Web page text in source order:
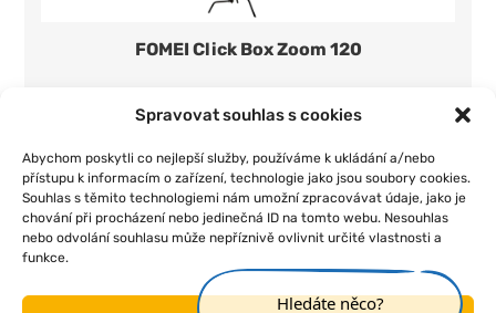
Spravovat souhlas s cookies
Abychom poskytli co nejlepší služby, používáme k ukládání a/nebo
přístupu k informacím o zařízení, technologie jako jsou soubory cookies.
Souhlas s těmito technologiemi nám umožní zpracovávat údaje, jako je
chování při procházení nebo jedinečná ID na tomto webu. Nesouhlas
nebo odvolání souhlasu může nepříznivě ovlivnit určité vlastnosti a
funkce.
FOMEI Click Box Zoom 120
Úvod | O nás | Pojištění | Obchodní podmínky | Kontakt
Hledáte něco?